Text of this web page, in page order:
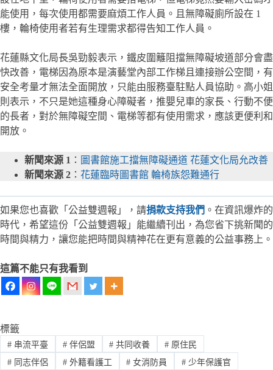
能使用，每次使用都需要麻煩工作人員。且無障礙廁所設在 1
樓，輪椅使用者若有生理需求都得告知工作人員。
花蓮縣文化局長吳勁毅表示，鐵皮圍籬阻擋無障礙坡道部分會盡
快改善，電梯因為原本是演藝堂內部工作梯且連接辦公空間，有
安全考量才無法全面開放，只能由服務臺駐點人員協助。高小姐
則表示，不只是她這種身心障礙者，推嬰兒車的家長、行動不便
的長者，對於無障礙空間、電梯等都有使用需求，應該更便利和
開放。
新聞來源 1 ： 圖書館施工擋無障礙通道 花蓮文化局允改善
新聞來源 2 ： 花蓮臨時圖書館 輪椅族怨難通行
如果您也喜歡「公益雙週報」，請捐款支持我們 。在資訊爆炸的
時代，希望這份「公益雙週報」能繼續刊出，為您省下挑新聞的
時間與精力，讓您能把時間與精神花在更有意義的公益事務上。
這篇不能只有我看到
標籤
#串流平臺 #伴侶盟 # 共同收養 # 原住民
#同志伴侶 #外籍看護工 # 女消防員 # 少年保護官